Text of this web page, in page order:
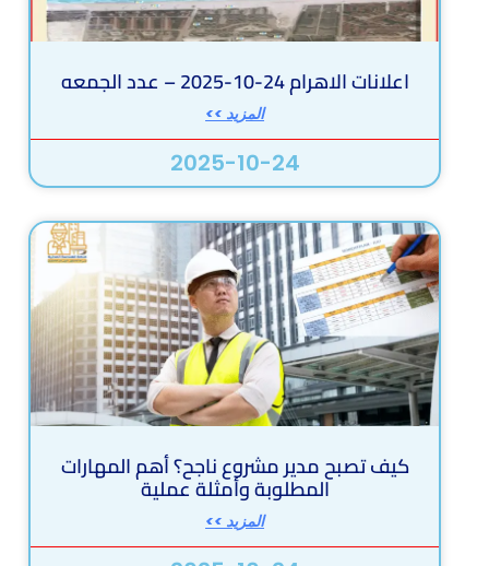
اعلانات الاهرام 24-10-2025 – عدد الجمعه
المزيد >>
2025-10-24
كيف تصبح مدير مشروع ناجح؟ أهم المهارات
المطلوبة وأمثلة عملية
المزيد >>